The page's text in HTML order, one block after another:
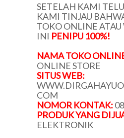
SETELAH KAMI
KAMI TINJAU
TOKO ONLINE ATAU
INI PENIPU 100%!
NAMA TOKO
ONLINE STORE
SITUS WEB:
COM
NOMOR KONTAK:
PRODUK YANG
ELEKTRONIK